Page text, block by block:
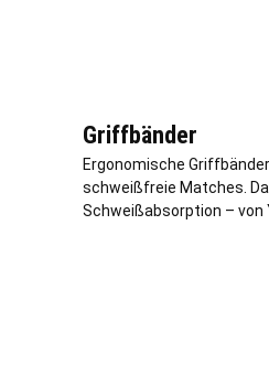
Griffbänder
Ergonomische
schweißfreie Matches.
Schweißabsorption – von